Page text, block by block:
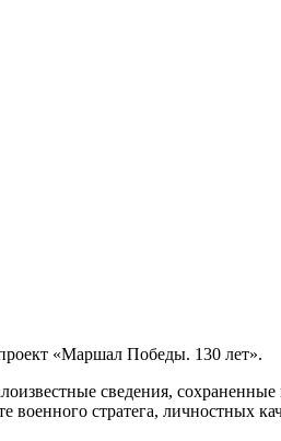
«Маршал Победы. 130 лет».
сведения,
стратега, личностных